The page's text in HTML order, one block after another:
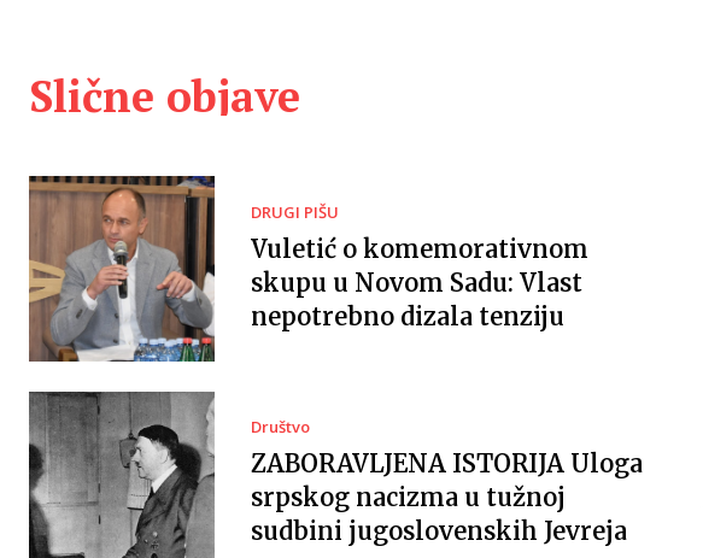
Slične objave
DRUGI PIŠU
Vuletić o komemorativnom
skupu u Novom Sadu: Vlast
nepotrebno dizala tenziju
Društvo
ZABORAVLJENA ISTORIJA Uloga
srpskog nacizma u tužnoj
sudbini jugoslovenskih Jevreja